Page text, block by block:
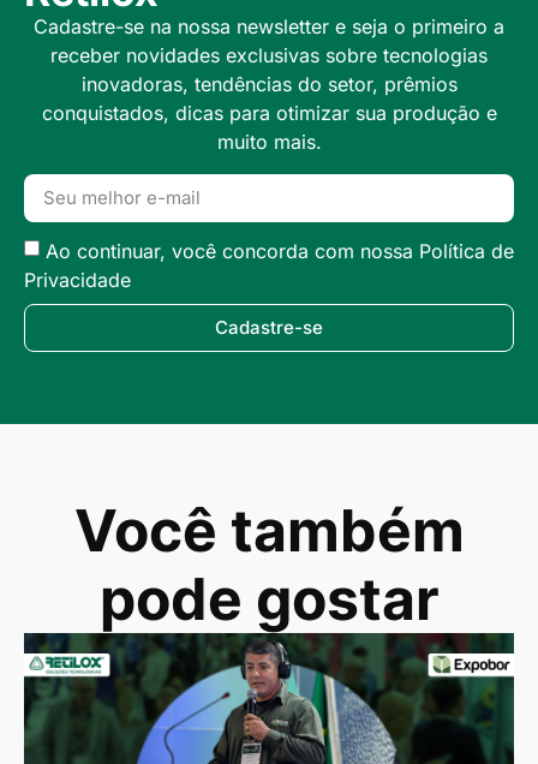
Cadastre-se na nossa newsletter e seja o primeiro a
receber novidades exclusivas sobre tecnologias
inovadoras, tendências do setor, prêmios
conquistados, dicas para otimizar sua produção e
muito mais.
Ao continuar, você concorda com nossa Política de
Privacidade
Cadastre-se
Você também
pode gostar